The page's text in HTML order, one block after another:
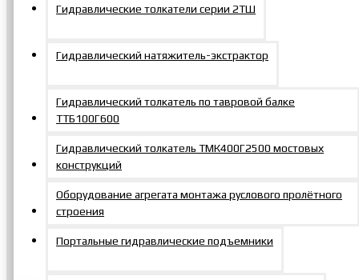
Гидравлические толкатели серии 2ТШ
Гидравлический натяжитель-экстрактор
Гидравлический толкатель по тавровой балке
ТТБ100Г600
Гидравлический толкатель ТМК400Г2500 мостовых
конструкций
Оборудование агрегата монтажа руслового пролётного
строения
Портальные гидравлические подъемники
Последние просмотренные
Домкрат
пружинным
возвратом 200 тс
101810р.